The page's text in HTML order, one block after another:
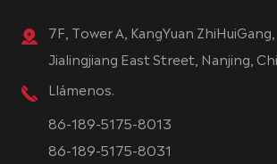
7F, Tower A, KangYuan
Jialingjiang East Street, Nanjing,
Llámenos.
86-189-5175-8013
86-189-5175-8031